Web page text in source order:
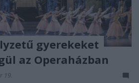
gyerekeket
az Operaházban
19.